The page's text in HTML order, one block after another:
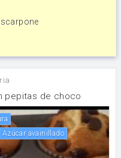
pepitas de choco
Azúcar avainillado